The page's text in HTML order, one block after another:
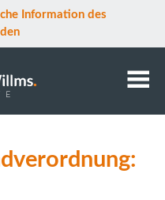
Information des